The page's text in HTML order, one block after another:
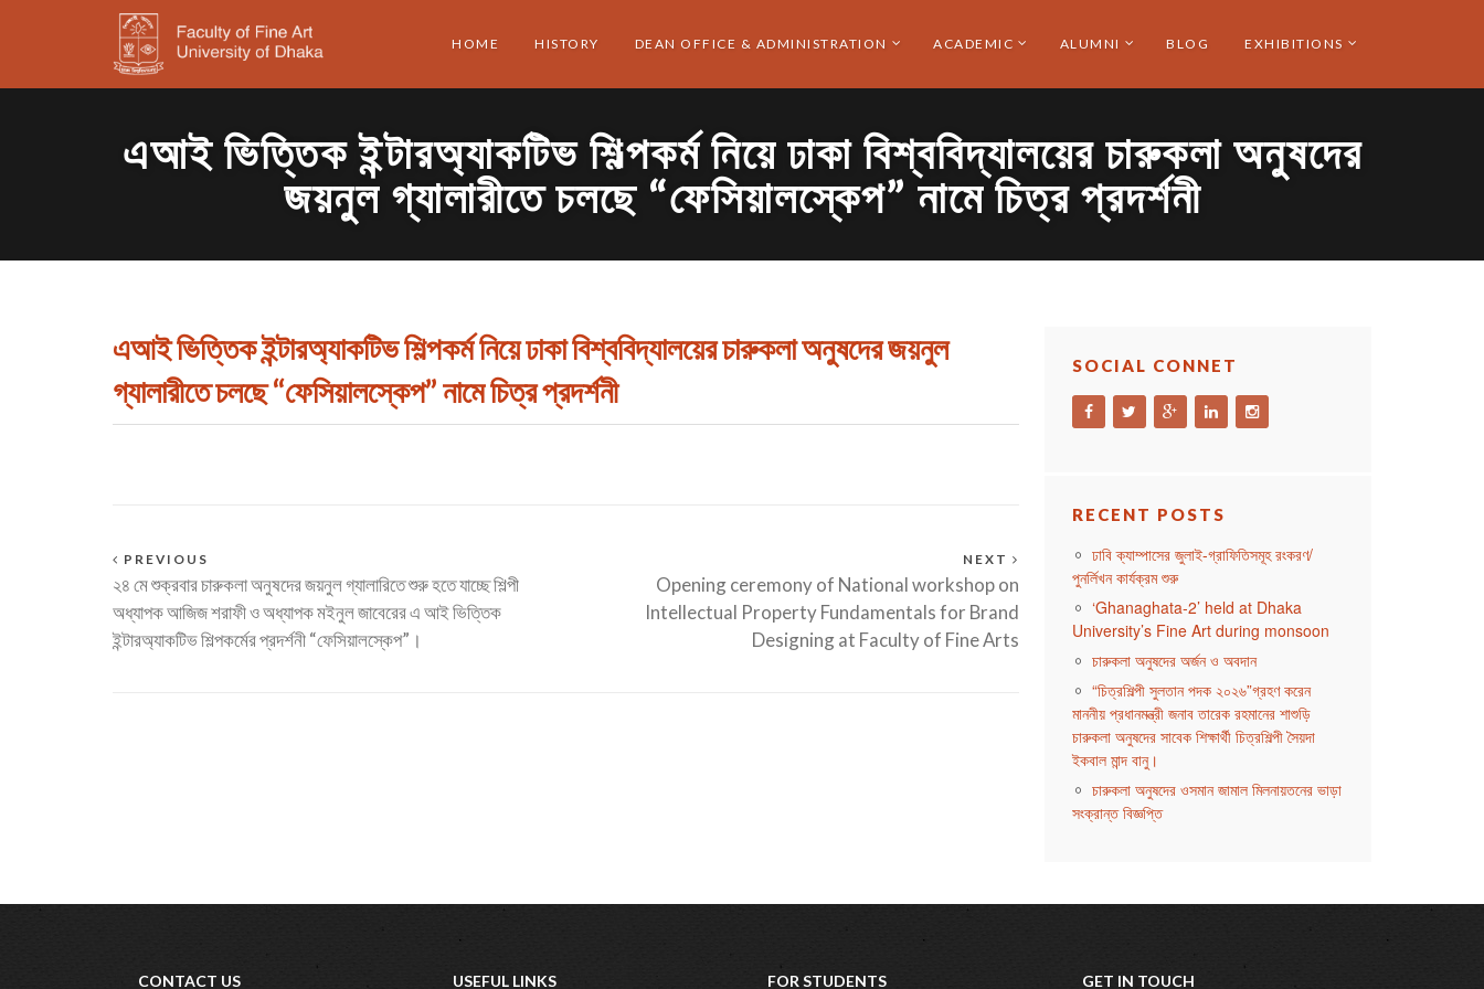
HOME HISTORY DEAN OFFICE & ADMINISTRATION ACADEMIC ALUMNI BLOG EXHIBITIONS
এআই ভিত্তিক ইন্টারঅ্যাকটিভ শিল্পকর্ম নিয়ে ঢাকা বিশ্ববিদ্যালয়ের চারুকলা অনুষদের
জয়নুল গ্যালারীতে চলছে “ফেসিয়ালস্কেপ” নামে চিত্র প্রদর্শনী
এআই ভিত্তিক ইন্টারঅ্যাকটিভ শিল্পকর্ম নিয়ে ঢাকা বিশ্ববিদ্যালয়ের চারুকলা অনুষদের জয়নুল
গ্যালারীতে চলছে “ফেসিয়ালস্কেপ” নামে চিত্র প্রদর্শনী
PREVIOUS
২৪ মে শুক্রবার চারুকলা অনুষদের জয়নুল গ্যালারিতে শুরু হতে যাচ্ছে শিল্পী
অধ্যাপক আজিজ শরাফী ও অধ্যাপক মইনুল জাবেরের এ আই ভিত্তিক
ইন্টারঅ্যাকটিভ শিল্পকর্মের প্রদর্শনী “ফেসিয়ালস্কেপ”।
NEXT
Opening ceremony of National workshop on
Intellectual Property Fundamentals for Brand
Designing at Faculty of Fine Arts
SOCIAL CONNET
RECENT POSTS
ঢাবি ক্যাম্পাসের জুলাই-গ্রাফিতিসমূহ রংকরণ/
পুনর্লিখন কার্যক্রম শুরু
‘Ghanaghata-2’ held at Dhaka
University’s Fine Art during monsoon
চারুকলা অনুষদের অর্জন ও অবদান
“চিত্রশিল্পী সুলতান পদক ২০২৬”গ্রহণ করেন
মাননীয় প্রধানমন্ত্রী জনাব তারেক রহমানের শাশুড়ি
চারুকলা অনুষদের সাবেক শিক্ষার্থী চিত্রশিল্পী সৈয়দা
ইকবাল মান্দ বানু।
চারুকলা অনুষদের ওসমান জামাল মিলনায়তনের ভাড়া
সংক্রান্ত বিজ্ঞপ্তি
CONTACT US USEFUL LINKS FOR STUDENTS GET IN TOUCH